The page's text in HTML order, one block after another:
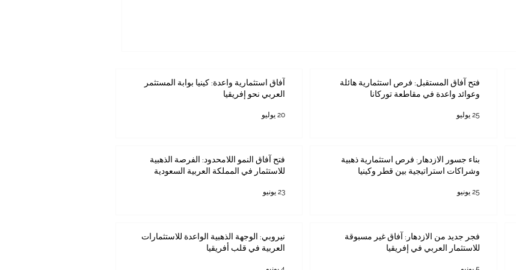
فتح آفاق المستقبل: فرص استثمارية هائلة
وعوائد واعدة في مقاطعة توركانا
25 يوليو
آفاق استثمارية واعدة: كينيا بوابة المستثمر
العربي نحو إفريقيا
20 يوليو
بناء جسور الازدهار: فرص استثمارية ذهبية
وشراكات استراتيجية بين قطر وكينيا
25 يونيو
فتح آفاق النمو اللامحدود: الفرصة الذهبية
للاستثمار في المملكة العربية السعودية
23 يونيو
فجر جديد من الازدهار: آفاق غير مسبوقة
للاستثمار العربي في إفريقيا
نيروبي: الوجهة الذهبية الواعدة للاستثمارات
العربية في قلب أفريقيا